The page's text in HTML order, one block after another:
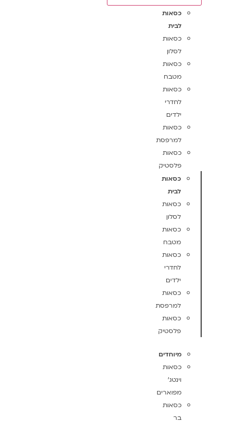
כסאות
לבית
כסאות
לסלון
כסאות
מטבח
כסאות
לחדרי
ילדים
כסאות
למרפסת
כסאות
פלסטיק
כסאות
לבית
כסאות
לסלון
כסאות
מטבח
כסאות
לחדרי
ילדים
כסאות
למרפסת
כסאות
פלסטיק
מיוחדים
כסאות
וינטג'
מפוארים
כסאות
בר